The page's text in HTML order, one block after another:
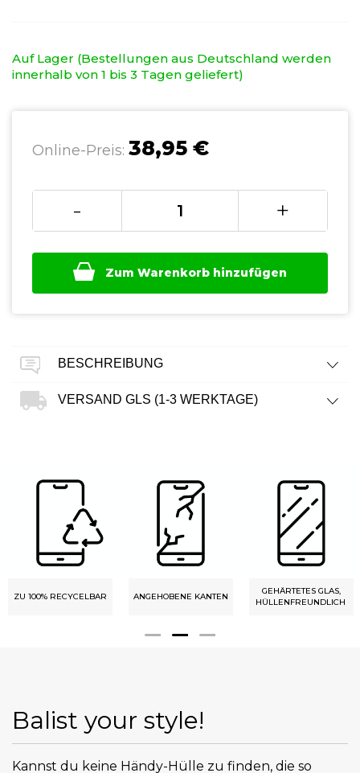
Auf Lager (Bestellungen aus Deutschland werden
innerhalb von 1 bis 3 Tagen geliefert)
Online-Preis: 38,95 €
- +
Zum Warenkorb hinzufügen
BESCHREIBUNG
VERSAND GLS (1-3 WERKTAGE)
ZU 100% RECYCELBAR ANGEHOBENE KANTEN
GEHÄRTETES GLAS,
HÜLLENFREUNDLICH
Balist your style!
Kannst du keine Händy-Hülle zu finden, die so